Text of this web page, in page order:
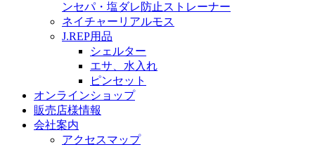
ンセパ・塩ダレ防止ストレーナー
ネイチャーリアルモス
J.REP用品
シェルター
エサ、水入れ
ピンセット
オンラインショップ
販売店様情報
会社案内
アクセスマップ